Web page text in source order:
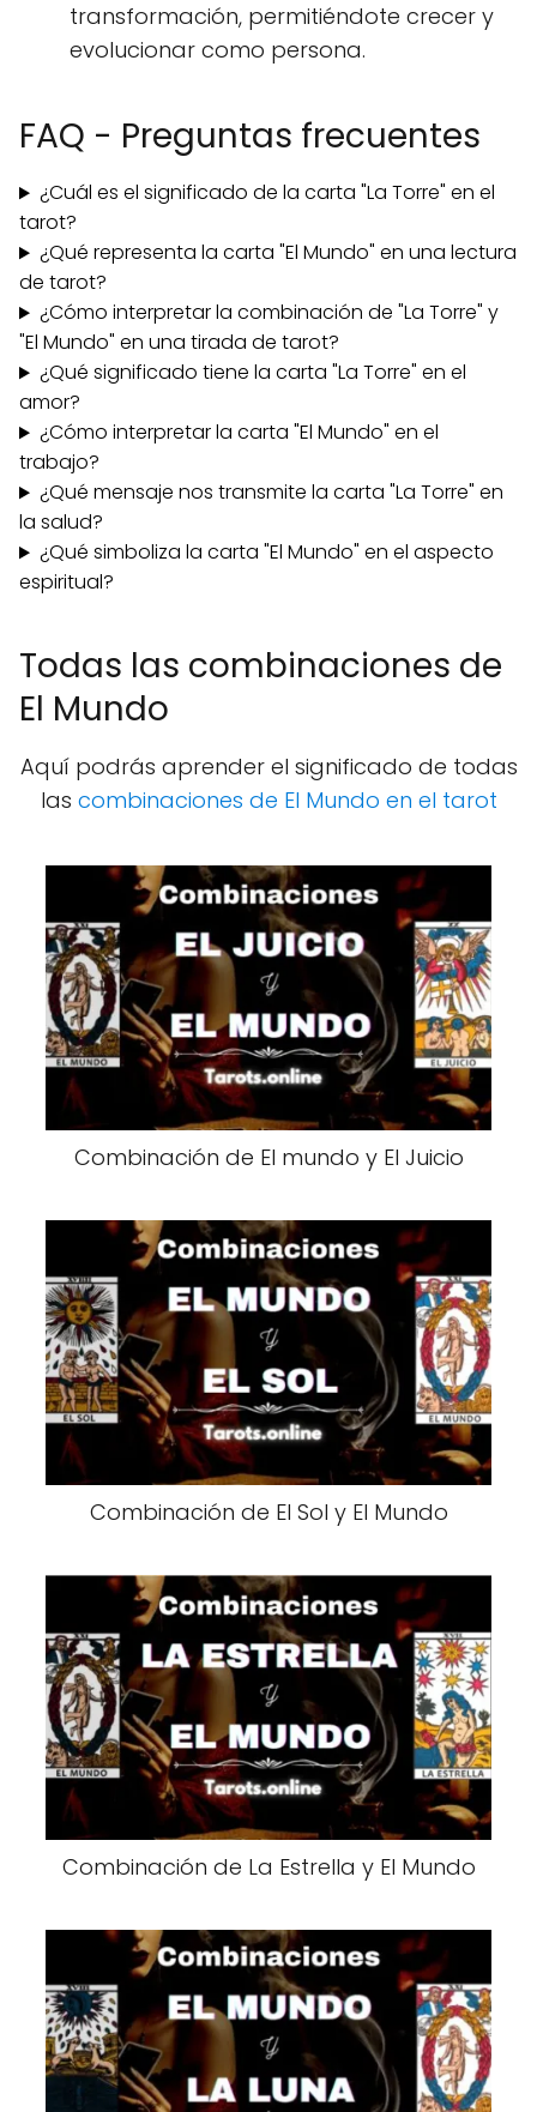
transformación, permitiéndote crecer y
evolucionar como persona.
FAQ - Preguntas frecuentes
¿Cuál es el significado de la carta "La Torre" en el
tarot?
¿Qué representa la carta "El Mundo" en una lectura
de tarot?
¿Cómo interpretar la combinación de "La Torre" y
"El Mundo" en una tirada de tarot?
¿Qué significado tiene la carta "La Torre" en el
amor?
¿Cómo interpretar la carta "El Mundo" en el
trabajo?
¿Qué mensaje nos transmite la carta "La Torre" en
la salud?
¿Qué simboliza la carta "El Mundo" en el aspecto
espiritual?
Todas las combinaciones de
El Mundo
Aquí podrás aprender el significado de todas
las combinaciones de El Mundo en el tarot
Combinación de El mundo y El Juicio
Combinación de El Sol y El Mundo
Combinación de La Estrella y El Mundo